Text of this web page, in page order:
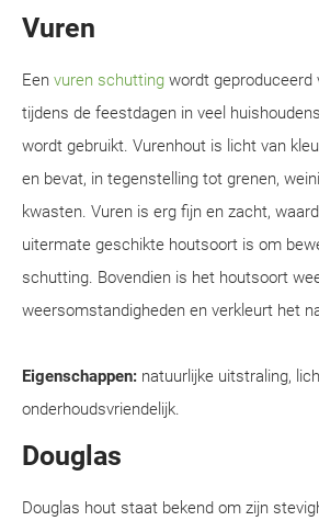
Vuren
Een vuren schutting wordt geproduceerd
tijdens de feestdagen in veel
wordt gebruikt. Vurenhout is licht van
en bevat, in tegenstelling tot grenen,
kwasten. Vuren is erg fijn en zacht,
uitermate geschikte houtsoort is om
schutting. Bovendien is het houtsoort
weersomstandigheden en verkleurt het
Eigenschappen: natuurlijke uitstraling,
onderhoudsvriendelijk.
Douglas
Douglas hout staat bekend om zijn